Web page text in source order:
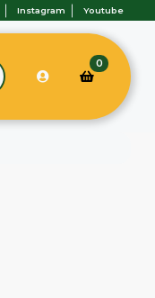
Instagram Youtube
0